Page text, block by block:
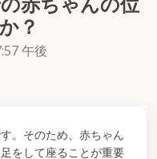
？
午後
。そのため、赤ちゃん
をして座ることが重要